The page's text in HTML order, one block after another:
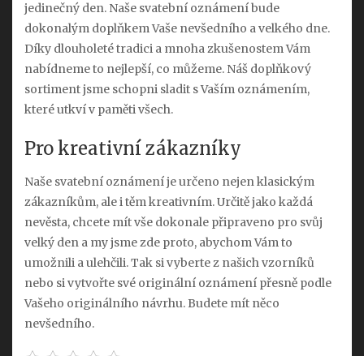
jedinečný den. Naše svatební oznámeníbude
dokonalým doplňkem Vaše nevšedního a velkého dne.
Díky dlouholeté tradici a mnoha zkušenostem Vám
nabídneme to nejlepší, co můžeme. Náš doplňkový
sortiment jsme schopni sladit s Vaším oznámením,
které utkví v paměti všech.
Pro kreativní zákazníky
Naše svatební oznámení je určeno nejen klasickým
zákazníkům, ale i těm kreativním. Určitě jako každá
nevěsta, chcete mít vše dokonale připraveno pro svůj
velký den a my jsme zde proto, abychom Vám to
umožnili a ulehčili. Tak si vyberte z našich vzorníků
nebo si vytvořte své originální oznámení přesně podle
Vašeho originálního návrhu. Budete mít něco
nevšedního.